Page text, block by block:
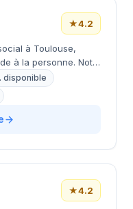
★4.2
à Toulouse,
à la personne. Note
disponible
★4.2